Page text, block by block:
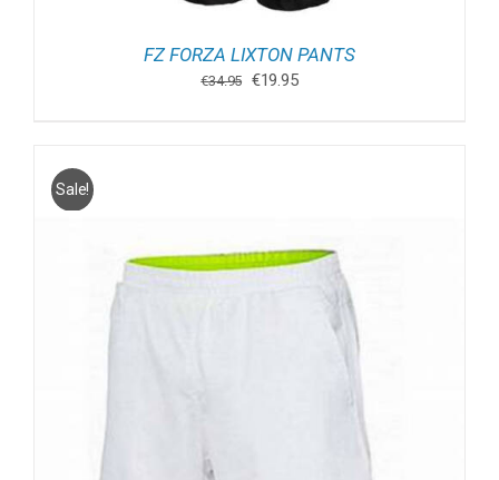
FZ FORZA LIXTON PANTS
€34.95 Oorspronkelijke
€19.95Huidige
Sale!